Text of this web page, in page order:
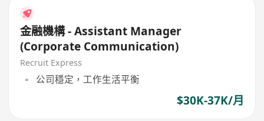
金融機構 - Assistant Manager
(Corporate Communication)
Recruit Express
公司穩定，工作生活平衡
$30K-37K/月